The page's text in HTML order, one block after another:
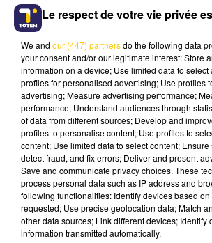
12 mai 2026 - 4 min 6 sec
L'INFO DE LA CORRÈZE DU
08H00
Ecoutez sur Totem l'information à
dans le Nord du Lot et le pays
reportages de nos journalistes sur
Le respect de votre vie privée
We and our (447) partnersdo the following data
your consent and/or our legitimate interest: Store
information on a device; Use limited data to
profiles for personalised advertising; Use profiles
advertising; Measure advertising performance;
performance; Understand audiences through
of data from different sources; Develop and
profiles to personalise content; Use profiles to
content; Use limited data to select content;
detect fraud, and fix errors; Deliver and present
Save and communicate privacy choices. These
process personal data such as IP address and
following functionalities: Identify devices based
requested; Use precise geolocation data; Match
other data sources; Link different devices; Identify
information transmitted automatically.